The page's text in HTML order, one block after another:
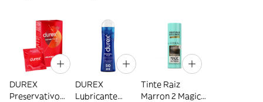
DUREX
Preservativo
DUREX
Lubricante
Tinte Raiz
Marron 2 Magic